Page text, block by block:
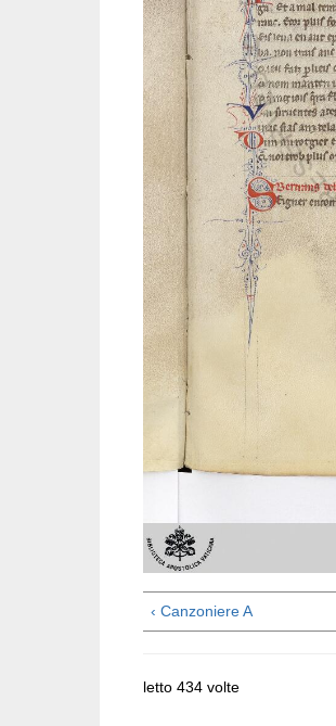
‹ Canzoniere A
letto 434 volte